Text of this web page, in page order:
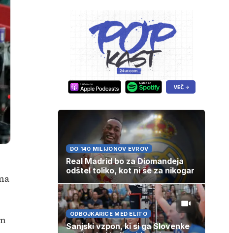
DO 140 MILIJONOV EVROV
Real Madrid bo za Diomandeja
odštel toliko, kot ni še za nikogar
ODBOJKARICE MED ELITO
Sanjski vzpon, ki si ga Slovenke